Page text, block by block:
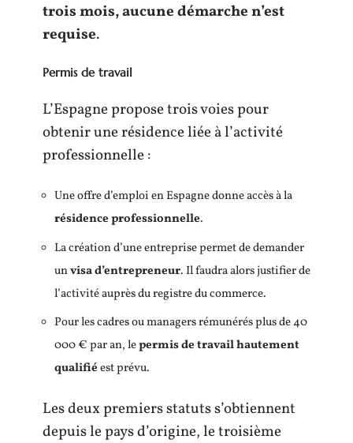
trois mois, aucune démarche n’est
requise.
Permis de travail
L’Espagne propose trois voies pour
obtenir une résidence liée à l’activité
professionnelle :
Une offre d’emploi en Espagne donne accès à la
résidence professionnelle.
La création d’une entreprise permet de demander
unvisa d’entrepreneur. Il faudra alors justifier de
l’activité auprès du registre du commerce.
Pour les cadres ou managers rémunérés plus de 40
000 € par an, lepermis de travail hautement
qualifiéest prévu.
Les deux premiers statuts s’obtiennent
depuis le pays d’origine, le troisième